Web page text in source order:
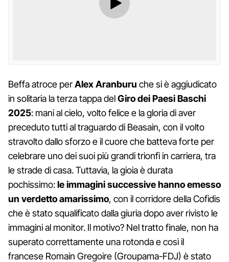
Beffa atroce perAlex Aranburu che si è aggiudicato
in solitaria la terza tappa delGiro dei Paesi Baschi
2025: mani al cielo, volto felice e la gloria di aver
preceduto tutti al traguardo di Beasain, con il volto
stravolto dallo sforzo e il cuore che batteva forte per
celebrare uno dei suoi più grandi trionfi in carriera, tra
le strade di casa. Tuttavia, la gioia è durata
pochissimo:le immagini successive hanno emesso
un verdetto amarissimo, con il corridore della Cofidis
che è stato squalificato dalla giuria dopo aver rivisto le
immagini al monitor. Il motivo? Nel tratto finale, non ha
superato correttamente una rotonda e così il
francese Romain Gregoire (Groupama-FDJ) è stato